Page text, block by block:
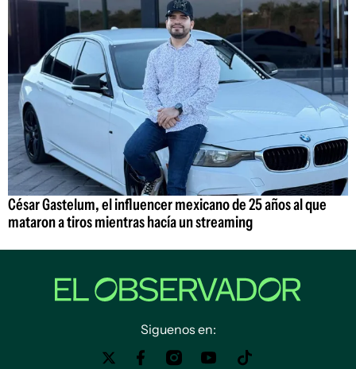
César Gastelum, el influencer mexicano de 25 años al que
mataron a tiros mientras hacía un streaming
Siguenos en: